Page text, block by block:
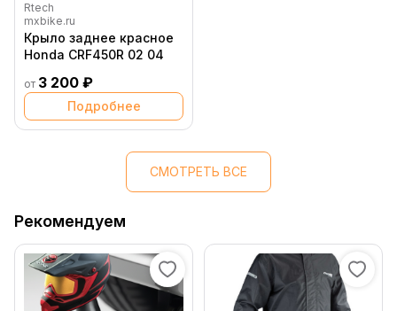
Rtech
mxbike.ru
Крыло заднее красное
Honda CRF450R 02 04
от 3 200 ₽
Подробнее
СМОТРЕТЬ ВСЕ
Рекомендуем